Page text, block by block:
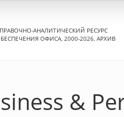
АНАЛИТИЧЕСКИЙ РЕСУРС
ОФИСА, 2000-2026, АРХИВ
&